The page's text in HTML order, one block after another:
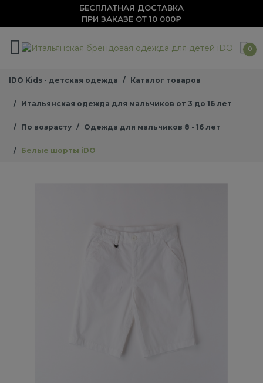
БЕСПЛАТНАЯ ДОСТАВКА
ПРИ ЗАКАЗЕ ОТ 10 000₽
0
IDO Kids - детская одежда Каталог товаров
Итальянская одежда для мальчиков от 3 до 16 лет
По возрасту Одежда для мальчиков 8 - 16 лет
Белые шорты iDO